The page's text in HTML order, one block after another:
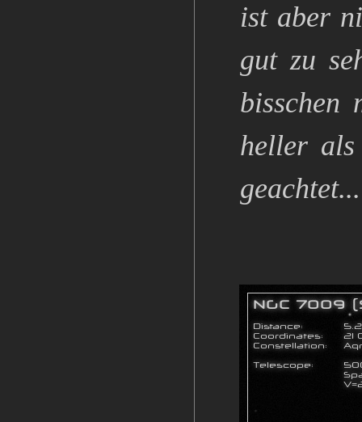
ist aber
gut zu
bisschen
heller
geachtet...